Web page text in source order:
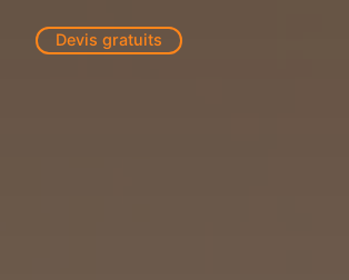
Devis gratuits